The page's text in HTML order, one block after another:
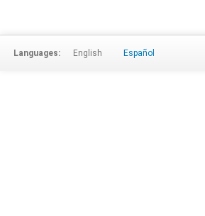
Languages: English Español